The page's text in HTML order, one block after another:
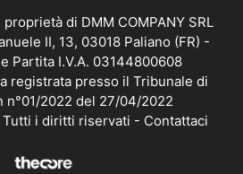
di DMM COMPANY SRL
II, 13, 03018 Paliano (FR) -
Partita I.V.A. 03144800608
registrata presso il Tribunale di
n°01/2022 del 27/04/2022
i diritti riservati - Contattaci